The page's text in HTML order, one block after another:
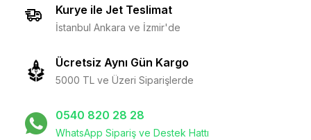
Kurye ile Jet Teslimat
İstanbul Ankara ve İzmir'de
Ücretsiz Aynı Gün Kargo
5000 TL ve Üzeri Siparişlerde
0540 820 28 28
WhatsApp Sipariş ve Destek Hattı